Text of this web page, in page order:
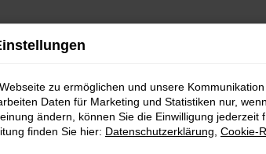
zu ermöglichen und unsere
Daten für Marketing und Statistiken nur,
ändern, können Sie die Einwilligung jederzeit
finden Sie hier: Datenschutzerklärung Cookie-